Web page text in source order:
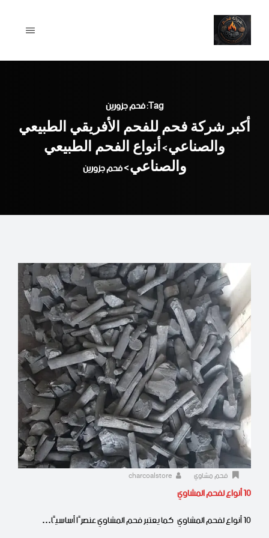
content
Tag: فحم جزورين
أكبر شركة فحم للفحم الأفريقي الطبيعي
والصناعي>أنواع الفحم الطبيعي
والصناعي>فحم جزورين
فحم مشاوي
10 أنواع لفحم المشاوي
10 أنواع لفحم المشاوي كما يعتبر فحم المشاوي عنصرًا أساسيًا…